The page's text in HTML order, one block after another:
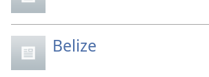
Belize